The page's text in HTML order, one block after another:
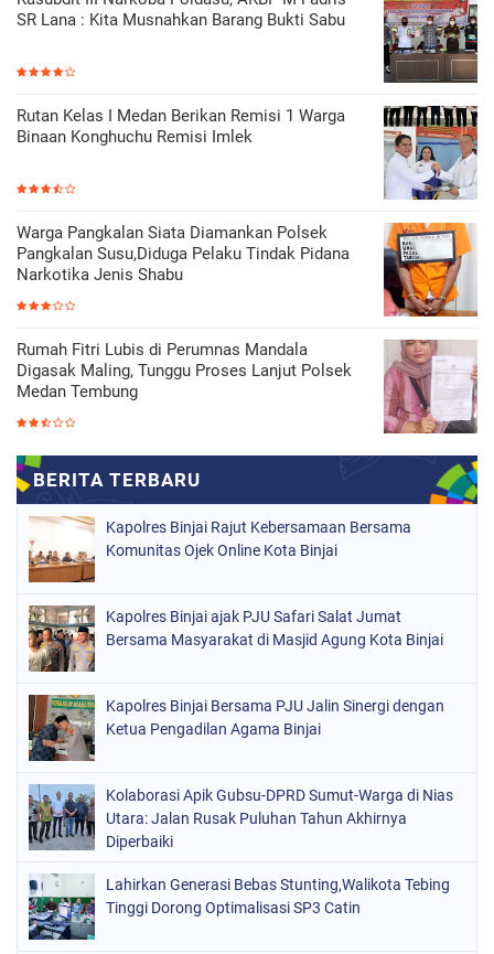
SR Lana : Kita Musnahkan Barang Bukti Sabu
Rutan Kelas I Medan Berikan Remisi 1 Warga
Binaan Konghuchu Remisi Imlek
Warga Pangkalan Siata Diamankan Polsek
Pangkalan Susu,Diduga Pelaku Tindak Pidana
Narkotika Jenis Shabu
Rumah Fitri Lubis di Perumnas Mandala
Digasak Maling, Tunggu Proses Lanjut Polsek
Medan Tembung
Kapolres Binjai Rajut Kebersamaan Bersama
Komunitas Ojek Online Kota Binjai
Kapolres Binjai ajak PJU Safari Salat Jumat
Bersama Masyarakat di Masjid Agung Kota Binjai
Kapolres Binjai Bersama PJU Jalin Sinergi dengan
Ketua Pengadilan Agama Binjai
Kolaborasi Apik Gubsu-DPRD Sumut-Warga di Nias
Utara: Jalan Rusak Puluhan Tahun Akhirnya
Diperbaiki
Lahirkan Generasi Bebas Stunting,Walikota Tebing
Tinggi Dorong Optimalisasi SP3 Catin